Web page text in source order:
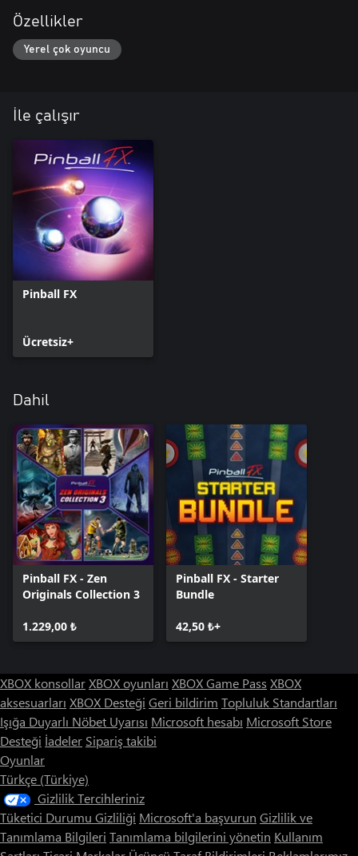
Özellikler
Yerel çok oyuncu
İle çalışır
Pinball FX
Ücretsiz+
Dahil
Pinball FX - Zen
Originals Collection 3
1.229,00 ₺
Pinball FX - Starter
Bundle
42,50 ₺+
XBOX konsollarXBOX oyunları XBOX Game Pass XBOX
aksesuarları XBOX Desteği Geri bildirim Topluluk Standartları
Işığa Duyarlı Nöbet Uyarısı Microsoft hesabı Microsoft Store
Desteği İadeler Sipariş takibi
Oyunlar
Türkçe (Türkiye)
Gizlilik Tercihleriniz
Tüketici Durumu Gizliliği Microsoft'a başvurun Gizlilik ve
Tanımlama Bilgileri Tanımlama bilgilerini yönetin Kullanım